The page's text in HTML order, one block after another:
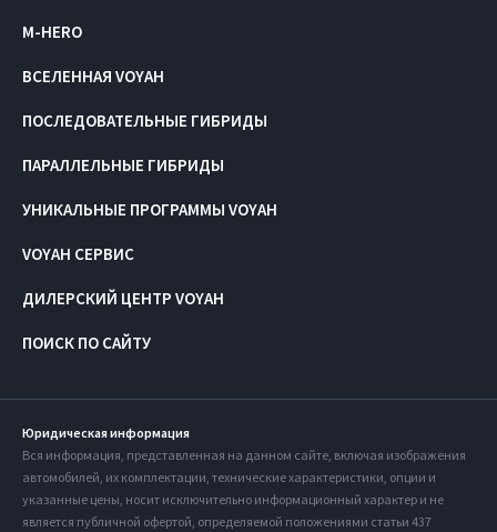
M-HERO
ПОИСК ПО САЙТУ
ВСЕЛЕННАЯ VOYAH
ПОСЛЕДОВАТЕЛЬНЫЕ ГИБРИДЫ
ПАРАЛЛЕЛЬНЫЕ ГИБРИДЫ
УНИКАЛЬНЫЕ ПРОГРАММЫ VOYAH
VOYAH СЕРВИС
ДИЛЕРСКИЙ ЦЕНТР VOYAH
Юридическая информация
Вся информация, представленная на данном сайте, включая изображения
автомобилей, их комплектации, технические характеристики, опции и
указанные цены, носит исключительно информационный характер и не
является публичной офертой, определяемой положениями статьи 437